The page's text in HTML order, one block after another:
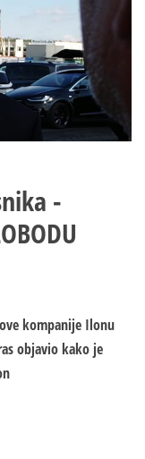
-
kompanije Ilonu
objavio kako je